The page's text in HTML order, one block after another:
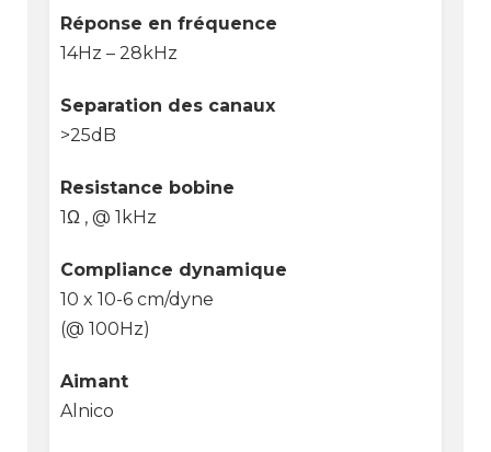
Réponse en fréquence
14Hz – 28kHz
Separation des canaux
>25dB
Resistance bobine
1Ω , @ 1kHz
Compliance dynamique
10 x 10-6 cm/dyne
(@ 100Hz)
Aimant
Alnico